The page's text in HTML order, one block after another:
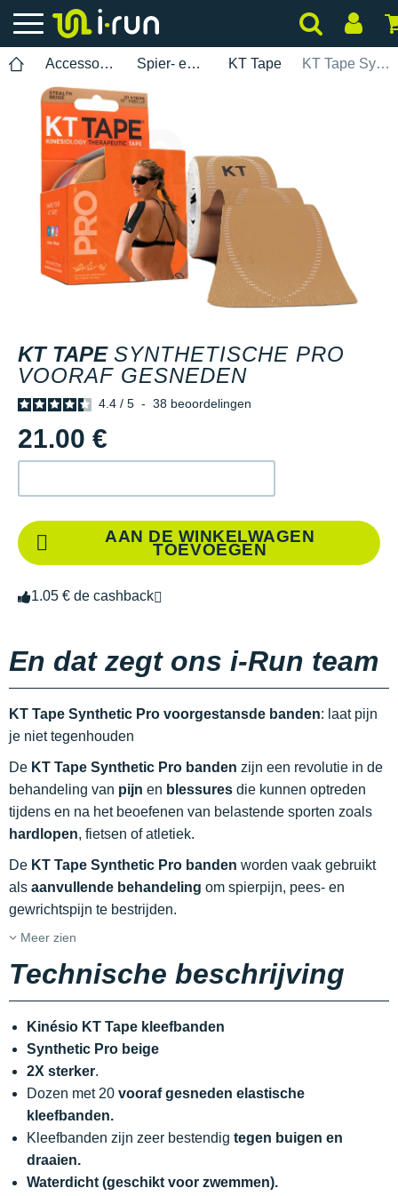
Accessoires Spier- en gewrichtsbescherming KT Tape KT Tape Synthetische Pro Vooraf Gesneden
KT TAPE SYNTHETISCHE PRO
VOORAF GESNEDEN
4.4 / 5 - 38 beoordelingen
21.00 €
AAN DE WINKELWAGEN
TOEVOEGEN
1.05 € de cashback
En dat zegt ons i-Run team
KT Tape Synthetic Pro voorgestansde banden: laat pijn
je niet tegenhouden
De KT Tape Synthetic Pro banden zijn een revolutie in de
behandeling van pijn en blessures die kunnen optreden
tijdens en na het beoefenen van belastende sporten zoals
hardlopen, fietsen of atletiek.
De KT Tape Synthetic Pro banden worden vaak gebruikt
als aanvullende behandeling om spierpijn, pees- en
gewrichtspijn te bestrijden.
Meer zien
Technische beschrijving
Kinésio KT Tape kleefbanden
Synthetic Pro beige
2X sterker.
Dozen met 20 vooraf gesneden elastische
kleefbanden.
Kleefbanden zijn zeer bestendig tegen buigen en
draaien.
Waterdicht (geschikt voor zwemmen).